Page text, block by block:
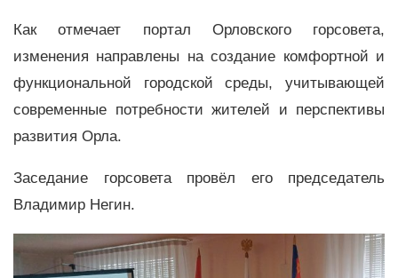
Как отмечает портал Орловского горсовета,
изменения направлены на создание комфортной и
функциональной городской среды, учитывающей
современные потребности жителей и перспективы
развития Орла.
Заседание горсовета провёл его председатель
Владимир Негин.